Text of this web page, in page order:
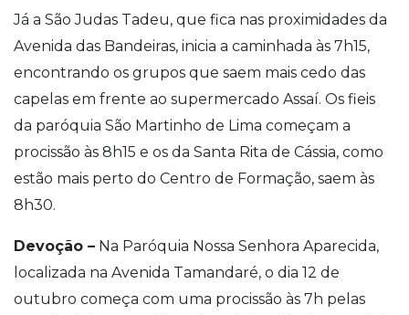
Já a São Judas Tadeu, que fica nas proximidades da
Avenida das Bandeiras, inicia a caminhada às 7h15,
encontrando os grupos que saem mais cedo das
capelas em frente ao supermercado Assaí. Os fieis
da paróquia São Martinho de Lima começam a
procissão às 8h15 e os da Santa Rita de Cássia, como
estão mais perto do Centro de Formação, saem às
8h30.
Devoção – Na Paróquia Nossa Senhora Aparecida,
localizada na Avenida Tamandaré, o dia 12 de
outubro começa com uma procissão às 7h pelas